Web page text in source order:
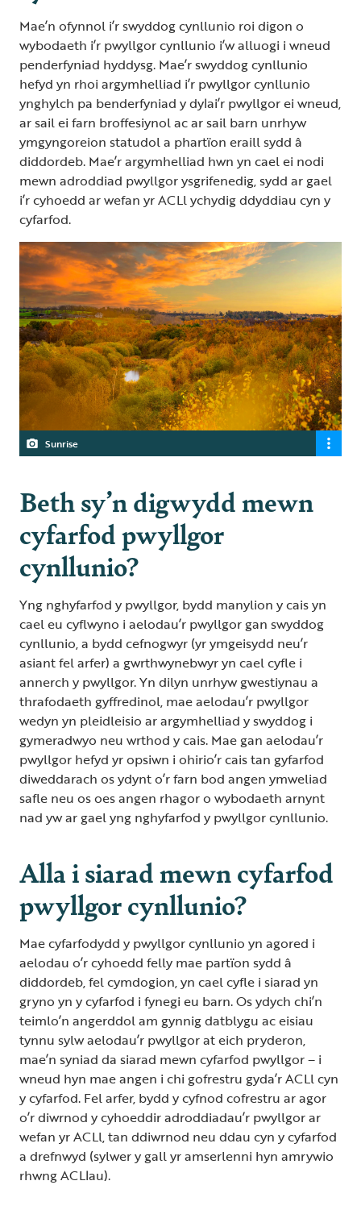
Mae’n ofynnol i’r swyddog cynllunio roi digon o
wybodaeth i’r pwyllgor cynllunio i’w alluogi i wneud
penderfyniad hyddysg. Mae’r swyddog cynllunio
hefyd yn rhoi argymhelliad i’r pwyllgor cynllunio
ynghylch pa benderfyniad y dylai’r pwyllgor ei wneud,
ar sail ei farn broffesiynol ac ar sail barn unrhyw
ymgyngoreion statudol a phartïon eraill sydd â
diddordeb. Mae’r argymhelliad hwn yn cael ei nodi
mewn adroddiad pwyllgor ysgrifenedig, sydd ar gael
i’r cyhoedd ar wefan yr ACLl ychydig ddyddiau cyn y
cyfarfod.
Sunrise
Beth sy’n digwydd mewn
cyfarfod pwyllgor
cynllunio?
Yng nghyfarfod y pwyllgor, bydd manylion y cais yn
cael eu cyflwyno i aelodau’r pwyllgor gan swyddog
cynllunio, a bydd cefnogwyr (yr ymgeisydd neu’r
asiant fel arfer) a gwrthwynebwyr yn cael cyfle i
annerch y pwyllgor. Yn dilyn unrhyw gwestiynau a
thrafodaeth gyffredinol, mae aelodau’r pwyllgor
wedyn yn pleidleisio ar argymhelliad y swyddog i
gymeradwyo neu wrthod y cais. Mae gan aelodau’r
pwyllgor hefyd yr opsiwn i ohirio’r cais tan gyfarfod
diweddarach os ydynt o’r farn bod angen ymweliad
safle neu os oes angen rhagor o wybodaeth arnynt
nad yw ar gael yng nghyfarfod y pwyllgor cynllunio.
Alla i siarad mewn cyfarfod
pwyllgor cynllunio?
Mae cyfarfodydd y pwyllgor cynllunio yn agored i
aelodau o’r cyhoedd felly mae partïon sydd â
diddordeb, fel cymdogion, yn cael cyfle i siarad yn
gryno yn y cyfarfod i fynegi eu barn. Os ydych chi’n
teimlo’n angerddol am gynnig datblygu ac eisiau
tynnu sylw aelodau’r pwyllgor at eich pryderon,
mae’n syniad da siarad mewn cyfarfod pwyllgor – i
wneud hyn mae angen i chi gofrestru gyda’r ACLl cyn
y cyfarfod. Fel arfer, bydd y cyfnod cofrestru ar agor
o’r diwrnod y cyhoeddir adroddiadau’r pwyllgor ar
wefan yr ACLl, tan ddiwrnod neu ddau cyn y cyfarfod
a drefnwyd (sylwer y gall yr amserlenni hyn amrywio
rhwng ACLlau).